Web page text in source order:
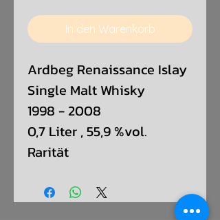
In den Warenkorb
Ardbeg Renaissance Islay
Single Malt Whisky
1998 - 2008
0,7 Liter , 55,9 %vol.
Rarität